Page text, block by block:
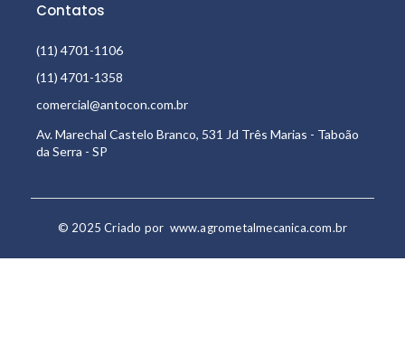
Contatos
(11) 4701-1106
(11) 4701-1358
comercial@antocon.com.br
Av. Marechal Castelo Branco, 531 Jd Três Marias - Taboão
da Serra - SP
© 2025 Criado por www.agrometalmecanica.com.br